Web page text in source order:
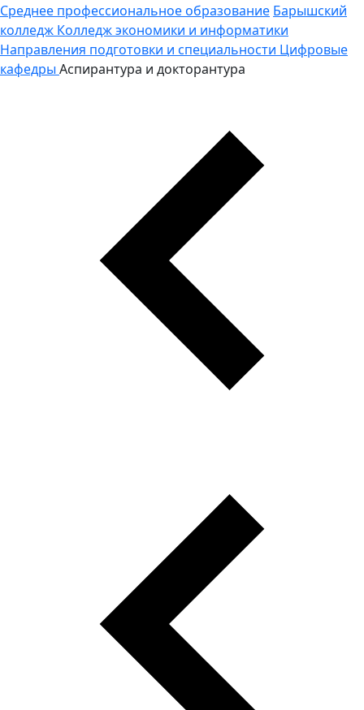
Среднее профессиональное образование Барышский
колледж Колледж экономики и информатики
Направления подготовки и специальности Цифровые
кафедры Аспирантура и докторантура